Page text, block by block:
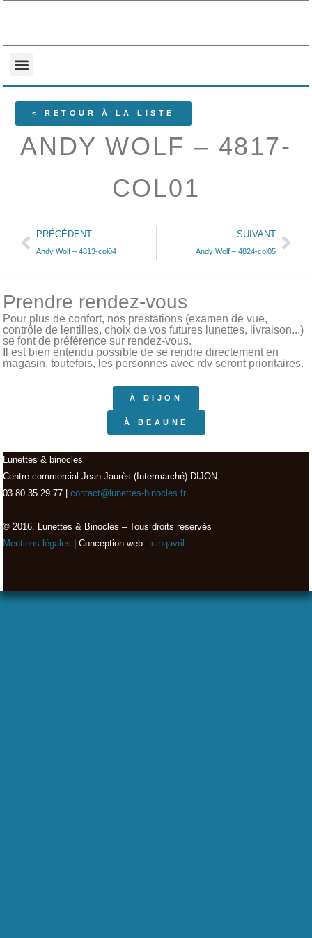
< RETOUR À LA LISTE
ANDY WOLF – 4817-
COL01
PRÉCÉDENT
Andy Wolf – 4813-col04
SUIVANT
Andy Wolf – 4824-col05
Prendre rendez-vous
Pour plus de confort, nos prestations (examen de vue,
contrôle de lentilles, choix de vos futures lunettes, livraison...)
se font de préférence sur rendez-vous.
Il est bien entendu possible de se rendre directement en
magasin, toutefois, les personnes avec rdv seront prioritaires.
À DIJON
À BEAUNE
Lunettes & binocles
Centre commercial Jean Jaurès (Intermarché) DIJON
03 80 35 29 77 |
contact@lunettes-binocles.fr
© 2016. Lunettes & Binocles – Tous droits réservés​
Mentions légales | Conception web : cinqavril